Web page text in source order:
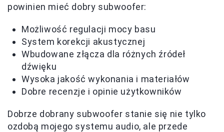
powinien mieć dobry subwoofer:
Możliwość regulacji mocy basu
System korekcji akustycznej
Wbudowane złącza dla różnych źródeł
dźwięku
Wysoka jakość wykonania i materiałów
Dobre recenzje i opinie użytkowników
Dobrze dobrany subwoofer stanie się nie tylko
ozdobą mojego systemu audio, ale przede